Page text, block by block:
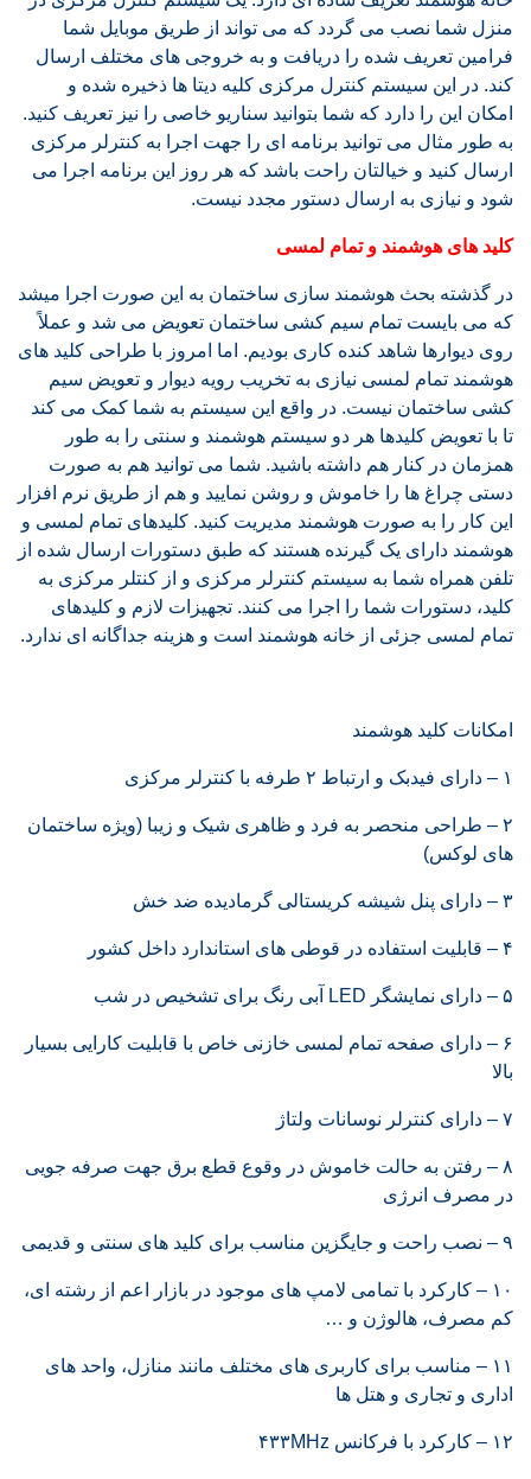
منزل شما نصب می گردد که می تواند از طریق موبایل شما
فرامین تعریف شده را دریافت و به خروجی های مختلف ارسال
کند. در این سیستم کنترل مرکزی کلیه دیتا ها ذخیره شده و
امکان این را دارد که شما بتوانید سناریو خاصی را نیز تعریف کنید.
به طور مثال می توانید برنامه ای را جهت اجرا به کنترلر مرکزی
ارسال کنید و خیالتان راحت باشد که هر روز این برنامه اجرا می
شود و نیازی به ارسال دستور مجدد نیست.
کلید های هوشمند و تمام لمسی
در گذشته بحث هوشمند سازی ساختمان به این صورت اجرا میشد
که می بایست تمام سیم کشی ساختمان تعویض می شد و عملاً
روی دیوارها شاهد کنده کاری بودیم. اما امروز با طراحی کلید های
هوشمند تمام لمسی نیازی به تخریب رویه دیوار و تعویض سیم
کشی ساختمان نیست. در واقع این سیستم به شما کمک می کند
تا با تعویض کلیدها هر دو سیستم هوشمند و سنتی را به طور
همزمان در کنار هم داشته باشید. شما می توانید هم به صورت
دستی چراغ ها را خاموش و روشن نمایید و هم از طریق نرم افزار
این کار را به صورت هوشمند مدیریت کنید. کلیدهای تمام لمسی و
هوشمند دارای یک گیرنده هستند که طبق دستورات ارسال شده از
تلفن همراه شما به سیستم کنترلر مرکزی و از کنتلر مرکزی به
کلید، دستورات شما را اجرا می کنند. تجهیزات لازم و کلیدهای
تمام لمسی جزئی از خانه هوشمند است و هزینه جداگانه ای ندارد.
امکانات کلید هوشمند
۱ – دارای فیدبک و ارتباط ۲ طرفه با کنترلر مرکزی
۲ – طراحی منحصر به فرد و ظاهری شیک و زیبا (ویژه ساختمان
های لوکس)
۳ – دارای پنل شیشه کریستالی گرمادیده ضد خش
۴ – قابلیت استفاده در قوطی های استاندارد داخل کشور
۵ – دارای نمایشگر LED آبی رنگ برای تشخیص در شب
۶ – دارای صفحه تمام لمسی خازنی خاص با قابلیت کارایی بسیار
بالا
۷ – دارای کنترلر نوسانات ولتاژ
۸ – رفتن به حالت خاموش در وقوع قطع برق جهت صرفه جویی
در مصرف انرژی
۹ – نصب راحت و جایگزین مناسب برای کلید های سنتی و قدیمی
۱۰ – کارکرد با تمامی لامپ های موجود در بازار اعم از رشته ای،
کم مصرف، هالوژن و …
۱۱ – مناسب برای کاربری های مختلف مانند منازل، واحد های
اداری و تجاری و هتل ها
۱۲ – کارکرد با فرکانس ۴۳۳MHz